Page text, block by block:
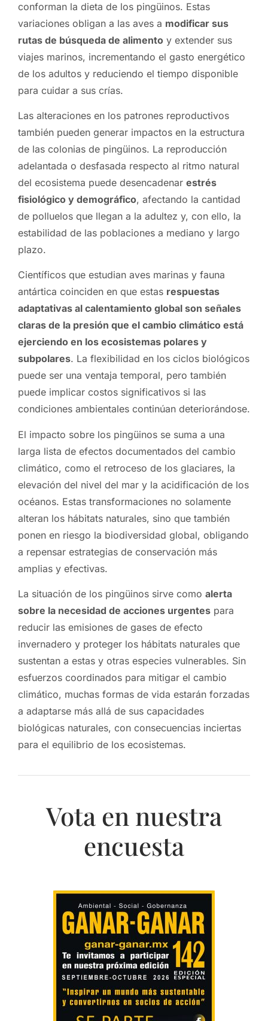
conforman la dieta de los pingüinos. Estas
variaciones obligan a las aves a modificar sus
rutas de búsqueda de alimento y extender sus
viajes marinos, incrementando el gasto energético
de los adultos y reduciendo el tiempo disponible
para cuidar a sus crías.
Las alteraciones en los patrones reproductivos
también pueden generar impactos en la estructura
de las colonias de pingüinos. La reproducción
adelantada o desfasada respecto al ritmo natural
del ecosistema puede desencadenar estrés
fisiológico y demográfico, afectando la cantidad
de polluelos que llegan a la adultez y, con ello, la
estabilidad de las poblaciones a mediano y largo
plazo.
Científicos que estudian aves marinas y fauna
antártica coinciden en que estas respuestas
adaptativas al calentamiento global son señales
claras de la presión que el cambio climático está
ejerciendo en los ecosistemas polares y
subpolares. La flexibilidad en los ciclos biológicos
puede ser una ventaja temporal, pero también
puede implicar costos significativos si las
condiciones ambientales continúan deteriorándose.
El impacto sobre los pingüinos se suma a una
larga lista de efectos documentados del cambio
climático, como el retroceso de los glaciares, la
elevación del nivel del mar y la acidificación de los
océanos. Estas transformaciones no solamente
alteran los hábitats naturales, sino que también
ponen en riesgo la biodiversidad global, obligando
a repensar estrategias de conservación más
amplias y efectivas.
La situación de los pingüinos sirve como alerta
sobre la necesidad de acciones urgentes para
reducir las emisiones de gases de efecto
invernadero y proteger los hábitats naturales que
sustentan a estas y otras especies vulnerables. Sin
esfuerzos coordinados para mitigar el cambio
climático, muchas formas de vida estarán forzadas
a adaptarse más allá de sus capacidades
biológicas naturales, con consecuencias inciertas
para el equilibrio de los ecosistemas.
Vota en nuestra
encuesta